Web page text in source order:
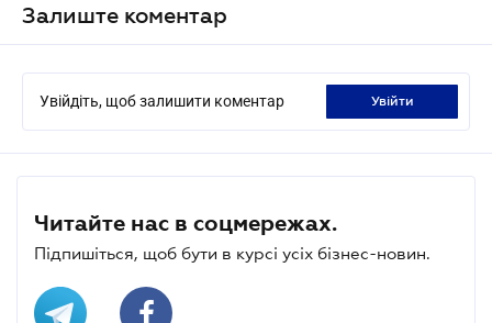
Залиште коментар
Увійдіть, щоб залишити коментар увійти
Читайте нас в соцмережах.
Підпишіться, щоб бути в курсі усіх бізнес-новин.